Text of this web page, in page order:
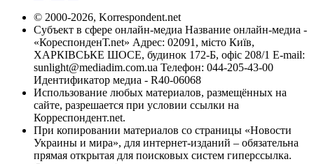
© 2000-2026, Korrespondent.net
Субъект в сфере онлайн-медиа Название онлайн-медиа -
«КореспонденТ.net» Адрес: 02091, місто Київ,
ХАРКІВСЬКЕ ШОСЕ, будинок 172-Б, офіс 208/1 E-mail:
sunlight@mediadim.com.ua Телефон: 044-205-43-00
Идентификатор медиа - R40-06068
Использование любых материалов, размещённых на
сайте, разрешается при условии ссылки на
Корреспондент.net.
При копировании материалов со страницы «Новости
Украины и мира», для интернет-изданий – обязательна
прямая открытая для поисковых систем гиперссылка.